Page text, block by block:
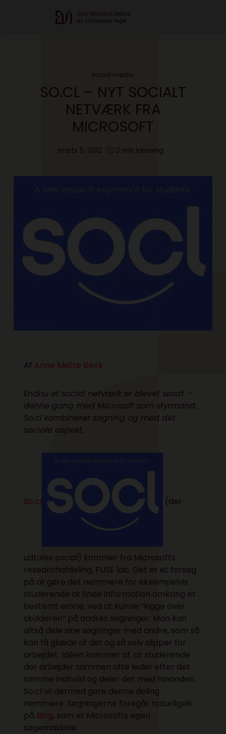
social media
SO.CL – NYT SOCIALT
NETVÆRK FRA
MICROSOFT
marts 5, 2012 2 min læsning
Af Anne Mette Beck
Endnu et social netværk er blevet søsat –
denne gang med Microsoft som styrmand.
So.cl kombinerer søgning og med det
sociale aspekt.
So.cl (der
udtales social) kommer fra Microsofts
researchafdeling, FUSE lab. Det er et forsøg
på at gøre det nemmere for eksempelvis
studerende at finde information omkring et
bestemt emne, ved at kunne “kigge over
skulderen” på andres søgninger. Man kan
altså dele sine søgninger med andre, som så
kan få glæde af det og så selv slipper for
arbejdet. Idéen kommer af, at studerende
der arbejder sammen ofte leder efter det
samme indhold og deler det med hinanden.
So.cl vil dermed gøre denne deling
nemmere. Søgningerne foregår naturligvis
på Bing, som er Microsofts egen
søgemaskine.